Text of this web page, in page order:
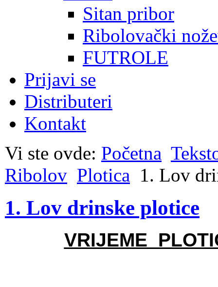
Sitan pribor
Ribolovački
FUTROLE
Prijavi se
Distributeri
Kontakt
Vi ste ovde: Početna
Ribolov Plotica 1. Lov
1. Lov drinske plotice
VRIJEME